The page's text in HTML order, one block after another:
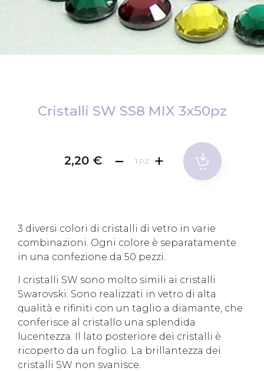
all'inizioCristalli SW SS8 MIX 3x50pz
2,20 € PZ
3 diversi colori di cristalli di vetro in varie
combinazioni. Ogni colore è separatamente
in una confezione da 50 pezzi.
I cristalli SW sono molto simili ai cristalli
Swarovski. Sono realizzati in vetro di alta
qualità e rifiniti con un taglio a diamante, che
conferisce al cristallo una splendida
lucentezza. Il lato posteriore dei cristalli è
ricoperto da un foglio. La brillantezza dei
cristalli SW non svanisce.